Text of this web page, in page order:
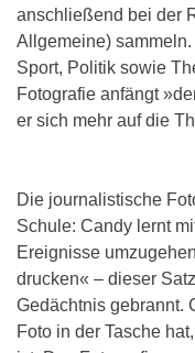
anschließend bei der
Allgemeine)
Sport, Politik sowie
Fotografie anfängt
er sich mehr auf die
Die journalistische
Schule: Candy lernt
Ereignisse
drucken« – dieser
Gedächtnis gebrannt.
Foto in der Tasche